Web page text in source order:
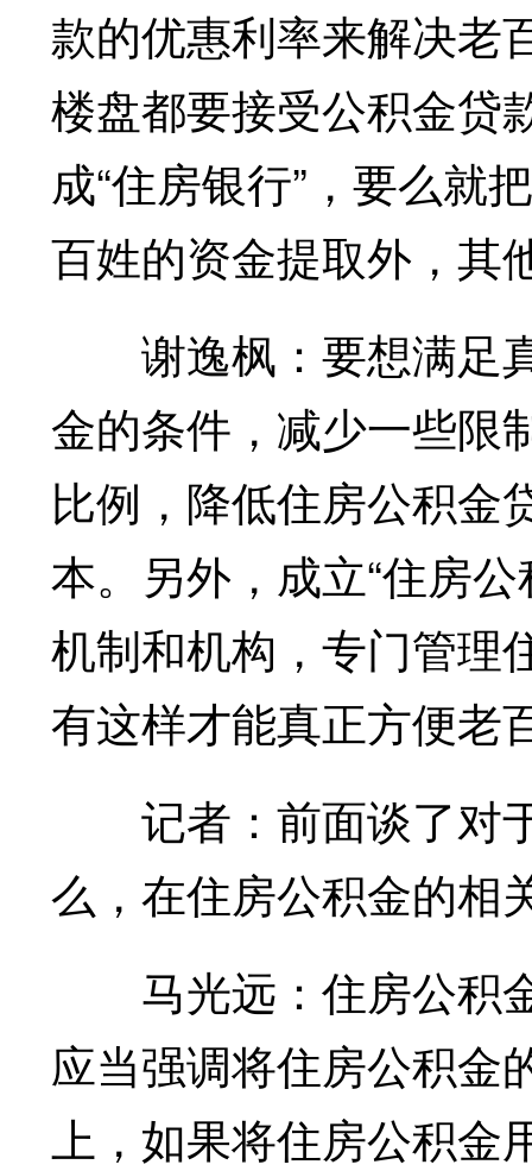
款的优惠利率来解决老
楼盘都要接受公积金贷
成“住房银行”，要么就
百姓的资金提取外，其
谢逸枫：要想满足
金的条件，减少一些限
比例，降低住房公积金
本。另外，成立“住房
机制和机构，专门管理
有这样才能真正方便老
记者：前面谈了对
么，在住房公积金的相
马光远：住房公积
应当强调将住房公积金
上，如果将住房公积金